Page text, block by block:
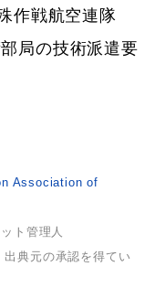
作戦航空連隊
局の技術派遣要
Association of
ト管理人
典元の承認を得てい